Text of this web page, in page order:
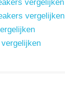
vergelijken
vergelijken